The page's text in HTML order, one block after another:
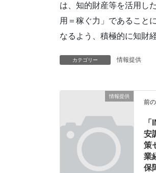
は、知的財産等を活用し
用＝稼ぐ力」であること
なるよう、積極的に知財
カテゴリー 情報提供
情報提供
前
安
策
業
保